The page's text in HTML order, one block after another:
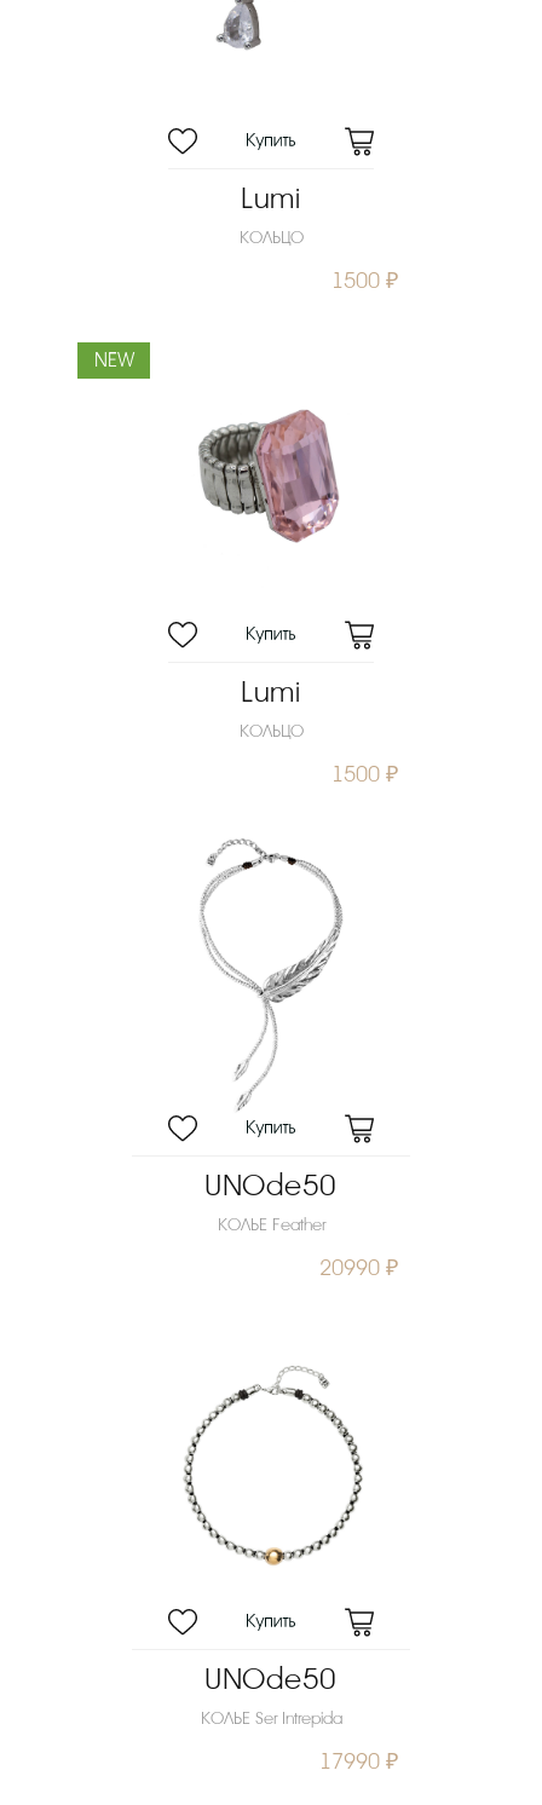
Lumi
КОЛЬЦО
1500 ₽
NEW
Lumi
КОЛЬЦО
1500 ₽
UNOde50
КОЛЬЕ Feather
20990 ₽
UNOde50
КОЛЬЕ Ser Intrepida
17990 ₽